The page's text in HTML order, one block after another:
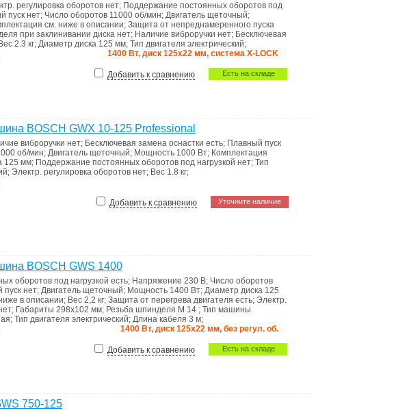
регулировка оборотов нет; Поддержание постоянных оборотов под
пуск нет; Число оборотов 11000 об/мин; Двигатель щеточный;
см. ниже в описании; Защита от непреднамеренного пуска
при заклинивании диска нет; Наличие виброручки нет; Бесключевая
Вес 2.3 кг; Диаметр диска 125 мм; Тип двигателя электрический;
1400 Вт, диск 125х22 мм, система X-LOCK
Есть на складе
Добавить к сравнению
BOSCH GWX 10-125 Professional
виброручки нет; Бесключевая замена оснастки есть; Плавный пуск
об/мин; Двигатель щеточный; Мощность 1000 Вт; Комплектация
125 мм; Поддержание постоянных оборотов под нагрузкой нет; Тип
; Электр. регулировка оборотов нет; Вес 1.8 кг;
Уточните наличие
Добавить к сравнению
BOSCH GWS 1400
оборотов под нагрузкой есть; Напряжение 230 В; Число оборотов
пуск нет; Двигатель щеточный; Мощность 1400 Вт; Диаметр диска 125
в описании; Вес 2,2 кг; Защита от перегрева двигателя есть; Электр.
; Габариты 298х102 мм; Резьба шпинделя M 14 ; Тип машины
; Тип двигателя электрический; Длина кабеля 3 м;
1400 Вт, диск 125х22 мм, без регул. об.
Есть на складе
Добавить к сравнению
750-125